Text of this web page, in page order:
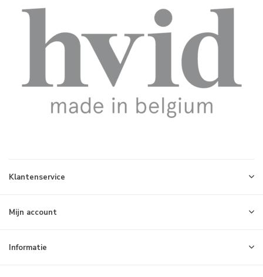
Klantenservice
Mijn account
Informatie